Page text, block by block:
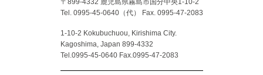
〒899-4332 鹿児島県霧島市国分中央1-10-2
Tel. 0995-45-0640（代）
Fax. 0995-47-2083
1-10-2 Kokubuchuou, Kirishima City.
Kagoshima, Japan 899-4332
Tel.0995-45-0640 Fax.0995-47-2083